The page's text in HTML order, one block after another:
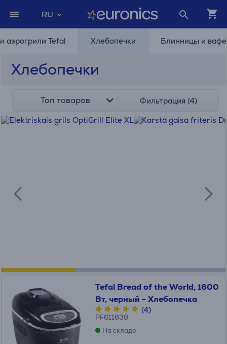
RU
аэрогрили Tefal Хлебопечки Блинницы и
Хлебопечки
Топ товаров Фильтрация (4)
Tefal Bread of the World, 1600
Вт, черный - Хлебопечка
(4)
PF611838
На складе